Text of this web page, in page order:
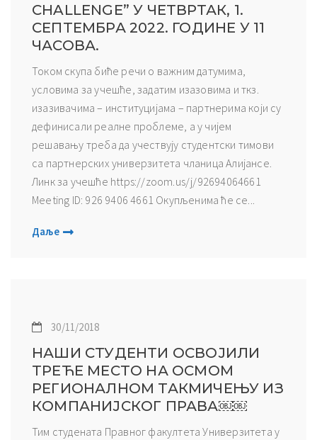
CHALLENGE” У ЧЕТВРТАК, 1.
СЕПТЕМБРА 2022. ГОДИНЕ У 11
ЧАСОВА.
Током скупа биће речи о важним датумима,
условима за учешће, задатим изазовима и ткз.
изазивачима – институцијама – партнерима који су
дефинисали реалне проблеме, а у чијем
решавању треба да учествују студентски тимови
са партнерских универзитета чланица Алијансе.
Линк за учешће https://zoom.us/j/92694064661
Meeting ID: 926 9406 4661 Окупљенима ће се...
Даље
30/11/2018
НАШИ СТУДЕНТИ ОСВОЈИЛИ
ТРЕЋЕ МЕСТО НА ОСМОМ
РЕГИОНАЛНОМ ТАКМИЧЕЊУ ИЗ
КОМПАНИЈСКОГ ПРАВА￼￼
Тим студената Правног факултета Универзитета у